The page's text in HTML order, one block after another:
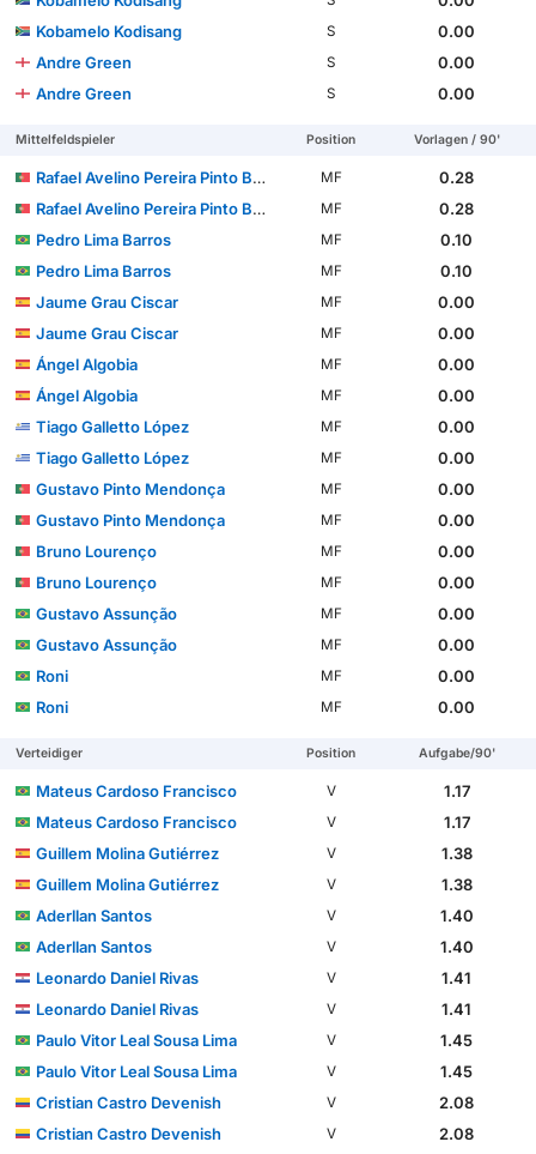
Kobamelo Kodisang
S
0.00
Andre Green
S
0.00
Andre Green
S 0.00
Mittelfeldspieler Position Vorlagen / 90'
Rafael Avelino Pereira Pinto Barbosa MF
0.28
Rafael Avelino Pereira Pinto Barbosa
MF
0.28
Pedro Lima Barros
MF
0.10
Pedro Lima Barros
MF
0.10
Jaume Grau Ciscar
MF
0.00
Jaume Grau Ciscar
MF
0.00
Ángel Algobia
MF
0.00
Ángel Algobia
MF
0.00
Tiago Galletto López
MF
0.00
Tiago Galletto López
MF
0.00
Gustavo Pinto Mendonça
MF
0.00
Gustavo Pinto Mendonça
MF
0.00
Bruno Lourenço
MF
0.00
Bruno Lourenço
MF
0.00
Gustavo Assunção
MF
0.00
Gustavo Assunção
MF
0.00
Roni
MF
0.00
Roni
MF 0.00
Verteidiger Position Aufgabe/90'
Mateus Cardoso Francisco V
1.17
Mateus Cardoso Francisco
V
1.17
Guillem Molina Gutiérrez
V
1.38
Guillem Molina Gutiérrez
V
1.38
Aderllan Santos
V
1.40
Aderllan Santos
V
1.40
Leonardo Daniel Rivas
V
1.41
Leonardo Daniel Rivas
V
1.41
Paulo Vitor Leal Sousa Lima
V
1.45
Paulo Vitor Leal Sousa Lima
V
1.45
Cristian Castro Devenish
V
2.08
Cristian Castro Devenish
V
2.08